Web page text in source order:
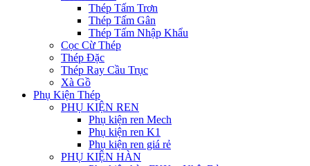
Thép Tấm Trơn
Thép Tấm Gân
Thép Tấm Nhập Khẩu
Cọc Cừ Thép
Thép Đặc
Thép Ray Cầu Trục
Xà Gồ
Phụ Kiện Thép
PHỤ KIỆN REN
Phụ kiện ren Mech
Phụ kiện ren K1
Phụ kiện ren giá rẻ
PHỤ KIỆN HÀN